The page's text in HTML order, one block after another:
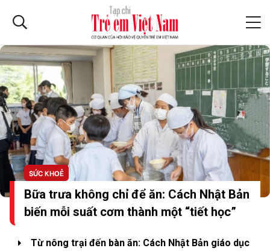
SỨC KHOẺ
Bữa trưa không chỉ để ăn: Cách Nhật Bản
biến mỗi suất cơm thành một “tiết học”
Từ nông trại đến bàn ăn: Cách Nhật Bản giáo dục